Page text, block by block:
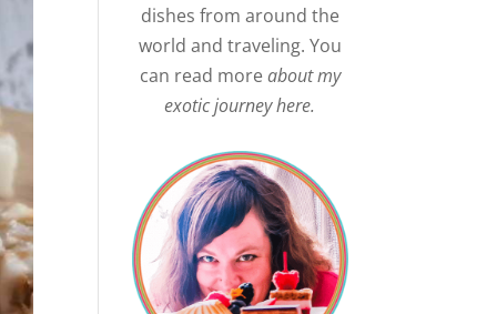
dishes from around the
world and traveling. You
can read moreabout my
exotic journey here.